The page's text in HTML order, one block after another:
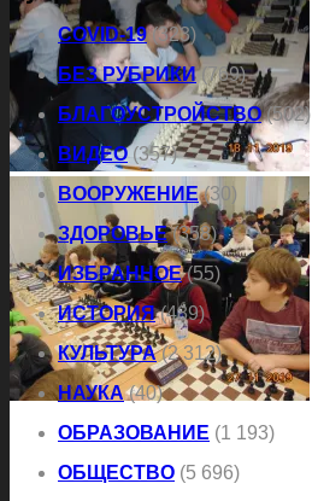
COVID-19 (323)
БЕЗ РУБРИКИ(769)
БЛАГОУСТРОЙСТВО(502)
ВИДЕО (357)
ВООРУЖЕНИЕ(30)
ЗДОРОВЬЕ(358)
ИЗБРАННОЕ(55)
ИСТОРИЯ(489)
КУЛЬТУРА(2 312)
НАУКА(40)
ОБРАЗОВАНИЕ (1 193)
ОБЩЕСТВО (5 696)